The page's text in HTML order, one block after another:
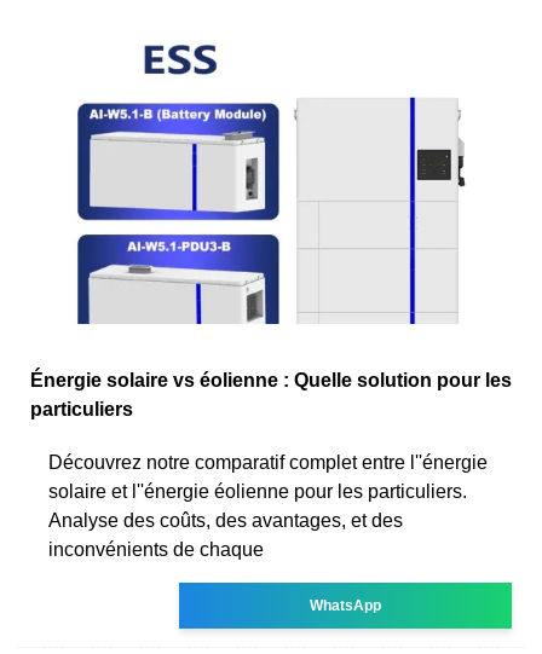
Énergie solaire vs éolienne : Quelle solution pour les
particuliers
Découvrez notre comparatif complet entre l''énergie
solaire et l''énergie éolienne pour les particuliers.
Analyse des coûts, des avantages, et des
inconvénients de chaque
WhatsApp